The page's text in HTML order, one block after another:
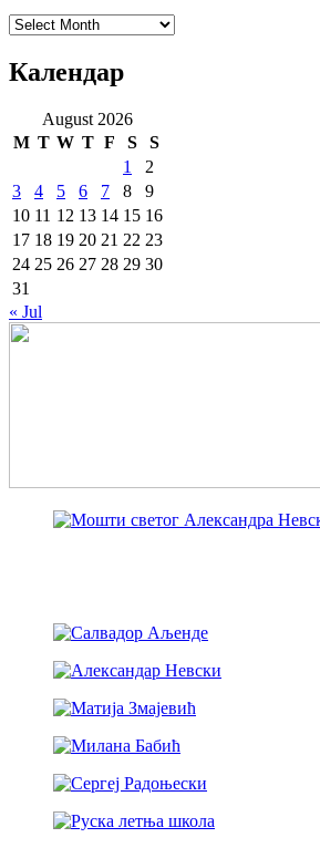
Архиве
Календар
August 2026
M T W T F S
S
1
2
3
4 5 6 7 8
9
10 11 12 13 14 15 16
17 18 19 20 21 22 23
24 25 26 27 28 29 30
31
« Jul